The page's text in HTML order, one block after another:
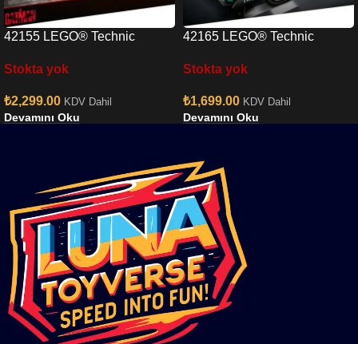
42155 LEGO® Technic
Stokta yok
₺2,299.00 KDV Dahil
Devamını Oku
42165 LEGO® Technic
Performance Pull-Back
Stokta yok
₺1,699.00 KDV Dahil
Devamını Oku